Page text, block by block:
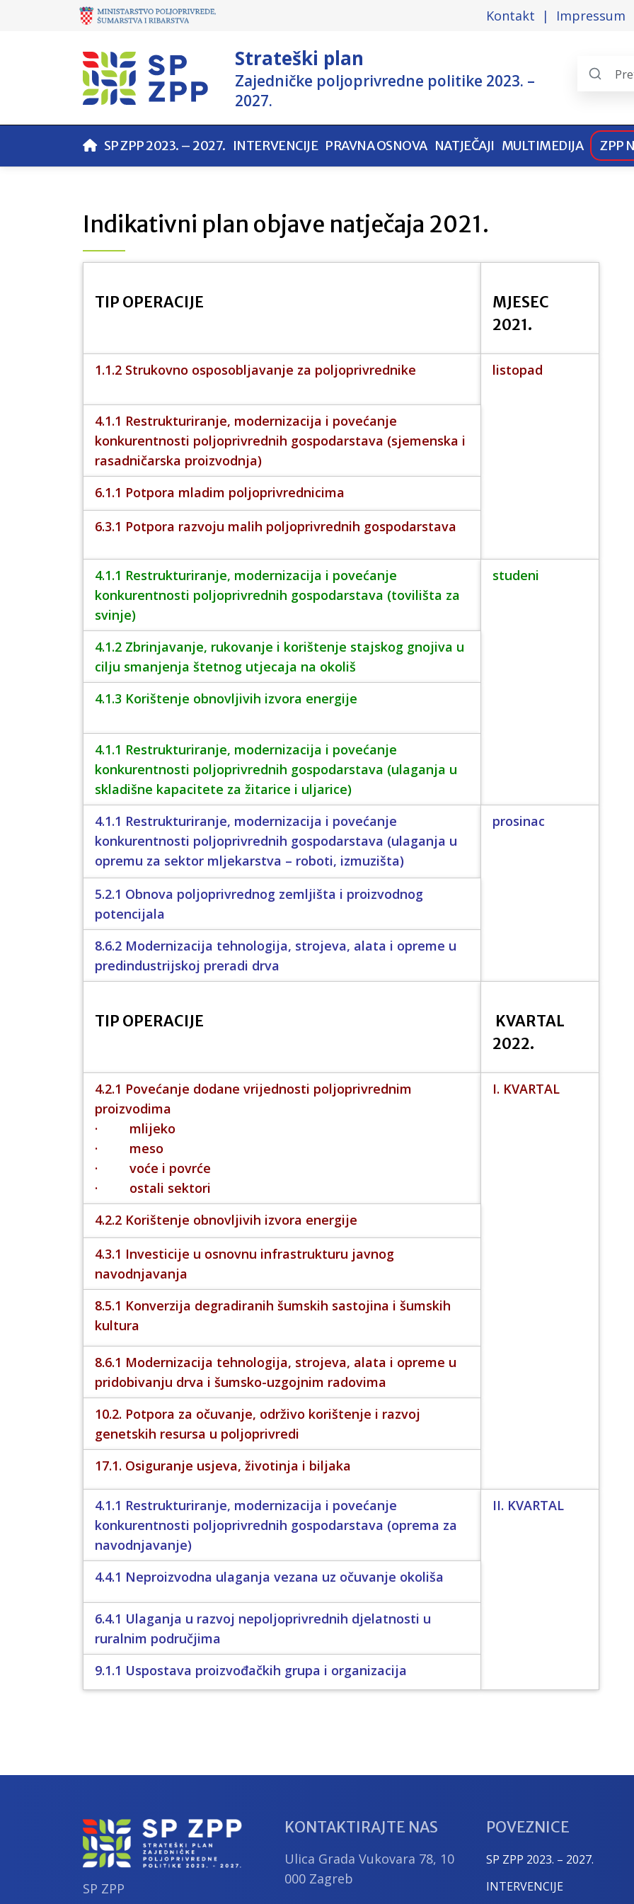
Kontakt Impressum
Strateški plan
Zajedničke poljoprivredne politike 2023. –
2027.
Search
pages
SP ZPP 2023. – 2027. INTERVENCIJE PRAVNA OSNOVA NATJEČAJI MULTIMEDIJA ZPP
Indikativni plan objave natječaja 2021.
TIP OPERACIJE
MJESEC
2021.
1.1.2 Strukovno osposobljavanje za poljoprivrednike listopad
4.1.1 Restrukturiranje, modernizacija i povećanje
konkurentnosti poljoprivrednih gospodarstava (sjemenska i
rasadničarska proizvodnja)
6.1.1 Potpora mladim poljoprivrednicima
6.3.1 Potpora razvoju malih poljoprivrednih gospodarstava
4.1.1 Restrukturiranje, modernizacija i povećanje
konkurentnosti poljoprivrednih gospodarstava (tovilišta za
svinje)
studeni
4.1.2 Zbrinjavanje, rukovanje i korištenje stajskog gnojiva u
cilju smanjenja štetnog utjecaja na okoliš
4.1.3 Korištenje obnovljivih izvora energije
4.1.1 Restrukturiranje, modernizacija i povećanje
konkurentnosti poljoprivrednih gospodarstava (ulaganja u
skladišne kapacitete za žitarice i uljarice)
4.1.1 Restrukturiranje, modernizacija i povećanje
konkurentnosti poljoprivrednih gospodarstava (ulaganja u
opremu za sektor mljekarstva – roboti, izmuzišta)
prosinac
5.2.1 Obnova poljoprivrednog zemljišta i proizvodnog
potencijala
8.6.2 Modernizacija tehnologija, strojeva, alata i opreme u
predindustrijskoj preradi drva
TIP OPERACIJE
KVARTAL
2022.
4.2.1 Povećanje dodane vrijednosti poljoprivrednim
proizvodima
· mlijeko
· meso
· voće i povrće
· ostali sektori
I. KVARTAL
4.2.2 Korištenje obnovljivih izvora energije
4.3.1 Investicije u osnovnu infrastrukturu javnog
navodnjavanja
8.5.1 Konverzija degradiranih šumskih sastojina i šumskih
kultura
8.6.1 Modernizacija tehnologija, strojeva, alata i opreme u
pridobivanju drva i šumsko-uzgojnim radovima
10.2. Potpora za očuvanje, održivo korištenje i razvoj
genetskih resursa u poljoprivredi
17.1. Osiguranje usjeva, životinja i biljaka
4.1.1 Restrukturiranje, modernizacija i povećanje
konkurentnosti poljoprivrednih gospodarstava (oprema za
navodnjavanje)
II. KVARTAL
4.4.1 Neproizvodna ulaganja vezana uz očuvanje okoliša
6.4.1 Ulaganja u razvoj nepoljoprivrednih djelatnosti u
ruralnim područjima
9.1.1 Uspostava proizvođačkih grupa i organizacija
SP ZPP
KONTAKTIRAJTE NAS
Ulica Grada Vukovara 78, 10
000 Zagreb
POVEZNICE
SP ZPP 2023. – 2027.
INTERVENCIJE